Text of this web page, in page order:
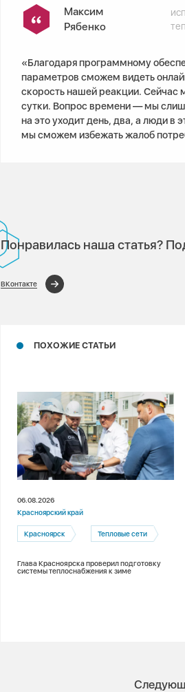
Максим
Рябенко
«Благодаря программному
параметров сможем видеть
скорость нашей реакции. Сейчас
сутки. Вопрос времени — мы
на это уходит день, два, а люди в
мы сможем избежать жалоб
Понравилась наша статья?
ВКонтакте
ПОХОЖИЕ СТАТЬИ
06.08.2026
Красноярский край
Красноярск Тепловые сети
Глава Красноярска проверил подготовку
системы теплоснабжения к зиме